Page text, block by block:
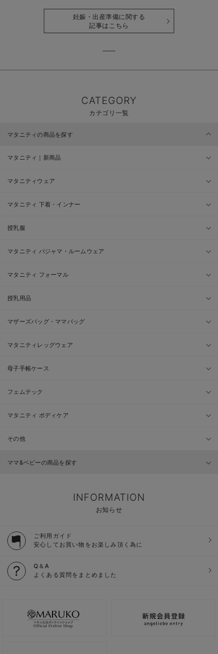
妊娠・出産準備に関する
記事はこちら
CATEGORY
カテゴリ一覧
マタニティの商品を探す
マタニティ｜新商品
マタニティウェア
マタニティ 下着・インナー
授乳服
マタニティ パジャマ・ルームウェア
マタニティ フォーマル
授乳用品
マザーズバッグ・ママバッグ
マタニティレッグウェア
母子手帳ケース
フェムテック
マタニティ ボディケア
その他
ママ&ベビーの商品を探す
INFORMATION
お知らせ
ご利用ガイド
安心してお買い物をお楽しみ頂く為に
Q＆A
よくある質問をまとめました